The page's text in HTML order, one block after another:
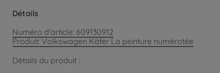
Détails
Numéro d'article: 609130912
Produit: Volkswagen Käfer La peinture numérotée
Détails du produit :